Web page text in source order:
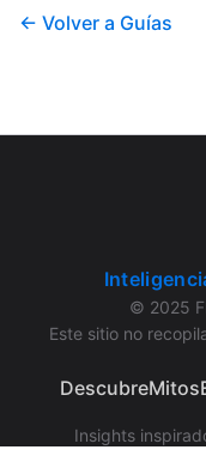
← Volver a Guías
© 2025
Este sitio no
DescubreMitos
Insights